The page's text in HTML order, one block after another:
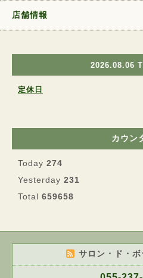
店舗情報
2026.08.06
定休日
カウン
Today 274
Yesterday 231
Total 659658
サロン・ド・